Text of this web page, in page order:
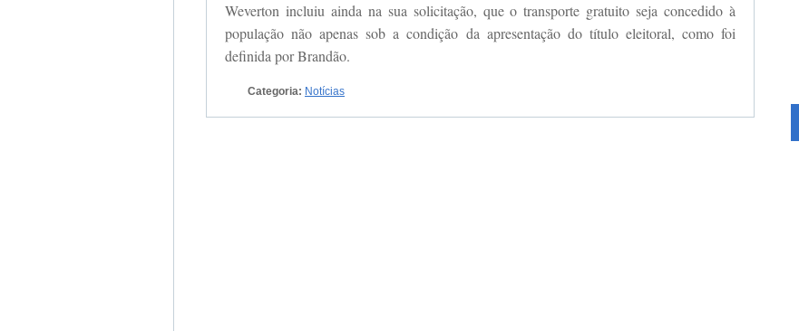
Weverton incluiu ainda na sua solicitação, que o transporte gratuito seja concedido à
população não apenas sob a condição da apresentação do título eleitoral, como foi
definida por Brandão.
Categoria: Notícias